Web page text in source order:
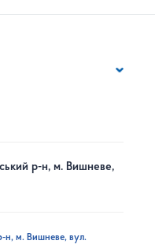
р-н, м. Вишневе,
н, м. Вишневе, вул.